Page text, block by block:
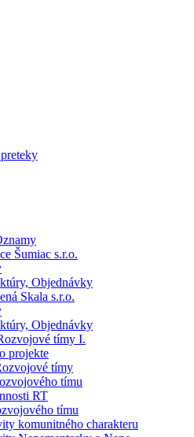
Šumiac s.r.o.
Objednávky
Skala s.r.o.
Objednávky
tímy I.
projekte
tímy
tímu
RT
tímu
komunitného charakteru